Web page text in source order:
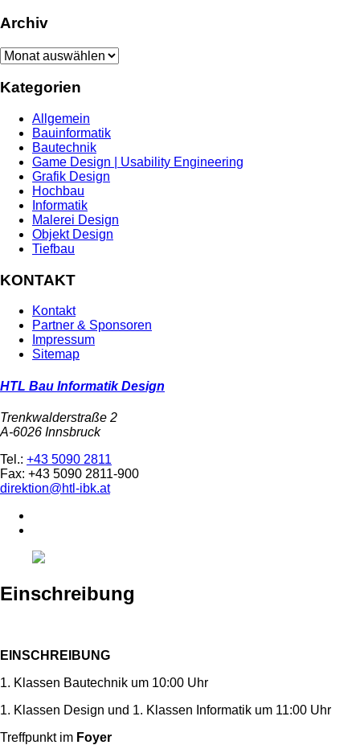
Archiv
Archiv
Kategorien
Allgemein
Bauinformatik
Bautechnik
Game Design | Usability Engineering
Grafik Design
Hochbau
Informatik
Malerei Design
Objekt Design
Tiefbau
KONTAKT
Kontakt
Partner & Sponsoren
Impressum
Sitemap
HTL Bau Informatik Design
Trenkwalderstraße 2
A-6026 Innsbruck
Tel.: +43 5090 2811
Fax: +43 5090 2811-900
direktion@htl-ibk.at
Einschreibung
EINSCHREIBUNG
1. Klassen Bautechnik um 10:00 Uhr
1. Klassen Design und 1. Klassen Informatik um 11:00 Uhr
Treffpunkt im Foyer